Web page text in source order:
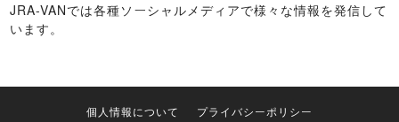
JRA-VANでは各種ソーシャルメディアで様々な情報を発信して
います。
個人情報について プライバシーポリシー